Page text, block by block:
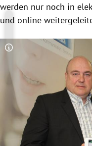
werden nur noch in
und online
Copyright-Hinweis